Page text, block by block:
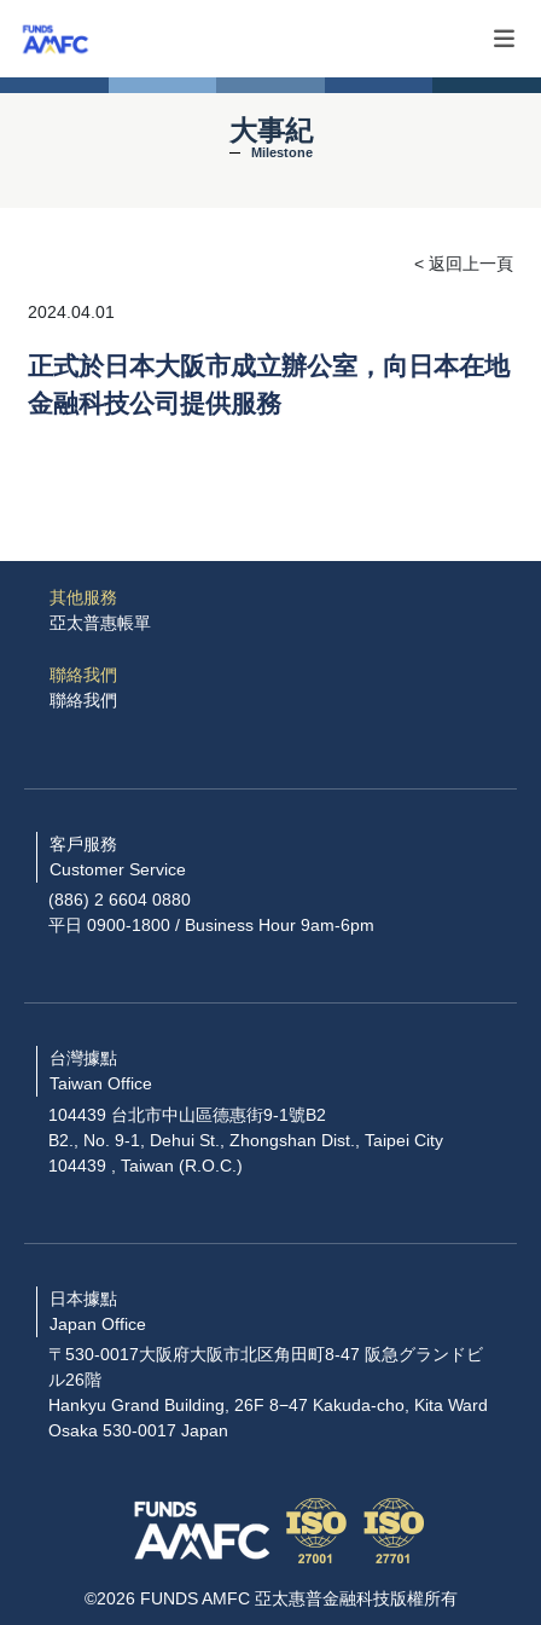
大事紀
Milestone
< 返回上一頁
2024.04.01
正式於日本大阪市成立辦公室，向日本在地
金融科技公司提供服務
其他服務
亞太普惠帳單
聯絡我們
聯絡我們
客戶服務
Customer Service
(886) 2 6604 0880
平日 0900-1800 / Business Hour 9am-6pm
台灣據點
Taiwan Office
104439 台北市中山區德惠街9-1號B2
B2., No. 9-1, Dehui St., Zhongshan Dist., Taipei City
104439 , Taiwan (R.O.C.)
日本據點
Japan Office
〒530-0017大阪府大阪市北区角田町8-47 阪急グランドビ
ル26階
Hankyu Grand Building, 26F 8−47 Kakuda-cho, Kita Ward
Osaka 530-0017 Japan
©2026 FUNDS AMFC 亞太惠普金融科技版權所有